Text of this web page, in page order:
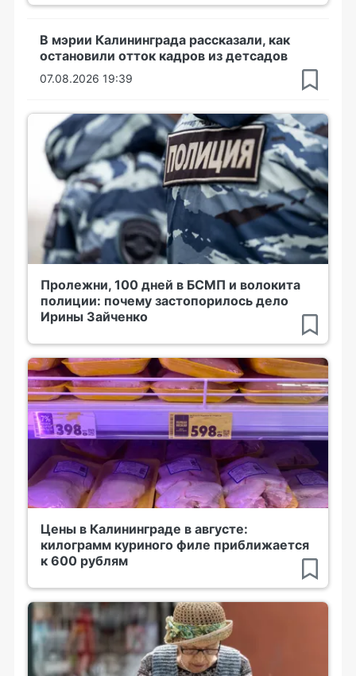
В мэрии Калининграда рассказали, как
остановили отток кадров из детсадов
07.08.2026 19:39
Пролежни, 100 дней в БСМП и волокита
полиции: почему застопорилось дело
Ирины Зайченко
Цены в Калининграде в августе:
килограмм куриного филе приближается
к 600 рублям